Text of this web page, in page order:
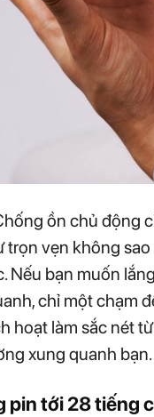
ồn chủ động
trọn vẹn không
Nếu bạn muốn
chỉ một chạm
hoạt làm sắc nét
xung quanh bạn.
pin tới 28 tiếng